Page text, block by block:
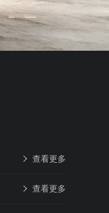
查看更多
查看更多